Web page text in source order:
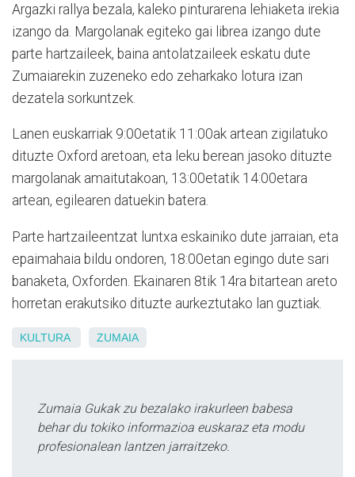
Argazki rallya bezala, kaleko pinturarena lehiaketa irekia
izango da. Margolanak egiteko gai librea izango dute
parte hartzaileek, baina antolatzaileek eskatu dute
Zumaiarekin zuzeneko edo zeharkako lotura izan
dezatela sorkuntzek.
Lanen euskarriak 9:00etatik 11:00ak artean zigilatuko
dituzte Oxford aretoan, eta leku berean jasoko dituzte
margolanak amaitutakoan, 13:00etatik 14:00etara
artean, egilearen datuekin batera.
Parte hartzaileentzat luntxa eskainiko dute jarraian, eta
epaimahaia bildu ondoren, 18:00etan egingo dute sari
banaketa, Oxforden. Ekainaren 8tik 14ra bitartean areto
horretan erakutsiko dituzte aurkeztutako lan guztiak.
KULTURA ZUMAIA
Zumaia Gukak zu bezalako irakurleen babesa
behar du tokiko informazioa euskaraz eta modu
profesionalean lantzen jarraitzeko.